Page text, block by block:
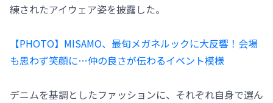
練されたアイウェア姿を披露した。
【PHOTO】MISAMO、最旬メガネルックに大反響！会場
も思わず笑顔に…仲の良さが伝わるイベント模様
デニムを基調としたファッションに、それぞれ自身で選ん